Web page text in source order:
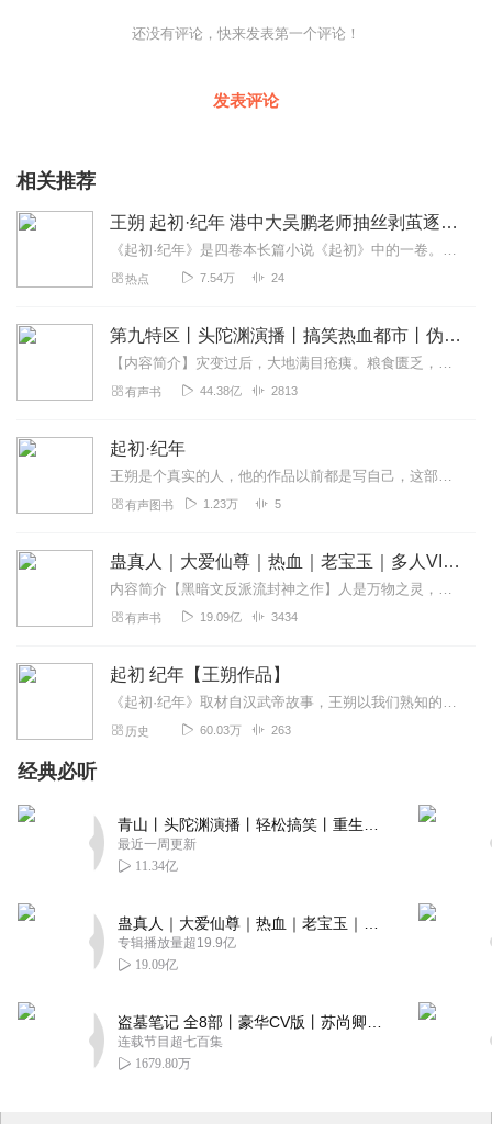
还没有评论，快来发表第一个评论！
发表评论
相关推荐
王朔 起初·纪年 港中大吴鹏老师抽丝剥茧逐章解读
《起初·纪年》是四卷本长篇小说《起初》中的一卷。其他卷后出。本卷取材自汉武帝故事。讲述了从汉武帝亲政到去世为止五十多年的人生，以及李广、李陵、司马迁、苏武、张骞...
热点 7.54万 24
第九特区丨头陀渊演播丨搞笑热血都市丨伪戒丨VIP免费多人有声剧
【内容简介】灾变过后，大地满目疮痍。粮食匮乏，资源紧俏，局势混乱……一位从待规划区杀出来的青年，背对着漫天黄沙，孤身来到九区谋生，却不曾想偶然结识三五好友，一念...
有声书 44.38亿 2813
起初·纪年
王朔是个真实的人，他的作品以前都是写自己，这部作品，却是在写别人
有声图书 1.23万 5
蛊真人｜大爱仙尊｜热血｜老宝玉｜多人VIP免费有声剧
内容简介【黑暗文反派流封神之作】人是万物之灵，蛊是天地真精。一个穿越者不断重生的故事。一个养蛊、炼蛊、用蛊的奇特世界。配音组（男角色）老宝玉旁白...
有声书 19.09亿 3434
起初 纪年【王朔作品】
《起初·纪年》取材自汉武帝故事，王朔以我们熟知的历史为出发点，将自己的情感与思想安放其中，凭借丰富的想象力，讲述了从汉武帝亲政到去世为止五十多年的人生，以及生活...
历史 60.03万 263
经典必听
最近一周更新
11.34亿
专辑播放量超19.9亿
19.09亿
连载节目超七百集
1679.80万